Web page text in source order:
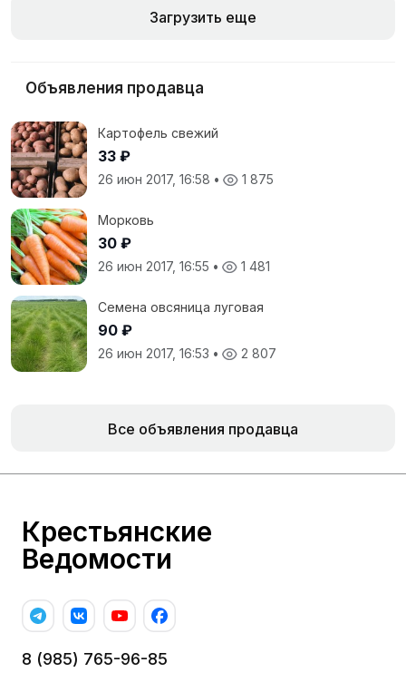
Загрузить еще
Объявления продавца
Картофель свежий
33 ₽
26 июн 2017, 16:58 • 1 875
Морковь
30 ₽
26 июн 2017, 16:55 • 1 481
Семена овсяница луговая
90 ₽
26 июн 2017, 16:53 • 2 807
Все объявления продавца
Крестьянские
Ведомости
8 (985) 765-96-85